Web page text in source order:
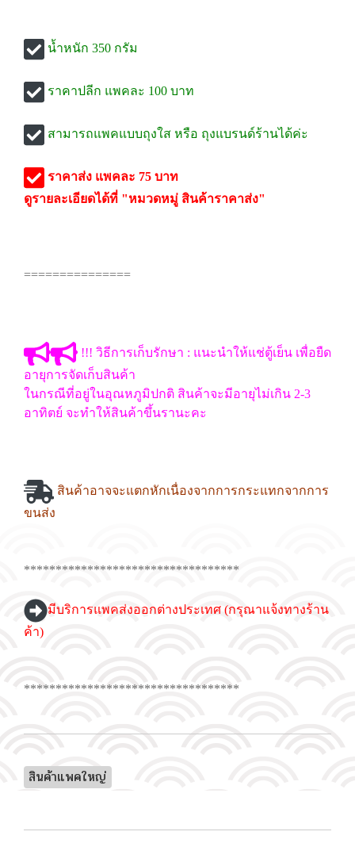
น้ำหนัก 350 กรัม
ราคาปลีก แพคละ 100 บาท
สามารถแพคแบบถุงใส หรือ ถุงแบรนด์ร้านได้ค่ะ
ราคาส่ง แพคละ 75 บาท
ดูรายละเอียดได้ที่ "หมวดหมู่ สินค้าราคาส่ง"
===============
!!! วิธีการเก็บรักษา : แนะนำให้แช่ตู้เย็น เพื่อยืด
อายุการจัดเก็บสินค้า
ในกรณีที่อยู่ในอุณหภูมิปกติ สินค้าจะมีอายุไม่เกิน 2-3
อาทิตย์ จะทำให้สินค้าขึ้นรานะคะ
สินค้าอาจจะแตกหักเนื่องจากการกระแทกจากการ
ขนส่ง
**********************************
มีบริการแพคส่งออกต่างประเทศ (กรุณาแจ้งทางร้าน
ค้า)
**********************************
สินค้าแพคใหญ่